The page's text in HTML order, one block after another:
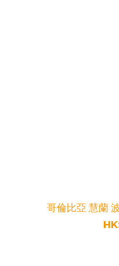
哥倫比亞 慧蘭